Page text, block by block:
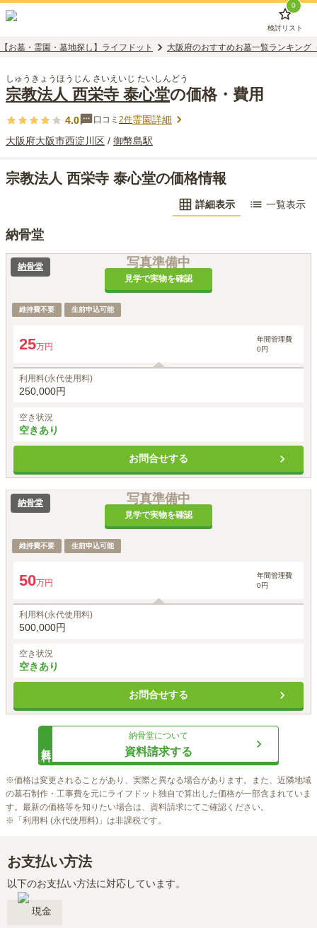
0
検討リスト
【お墓・霊園・墓地探し】ライフドット 大阪府のおすすめお墓一覧ランキング
しゅうきょうほうじん さいえいじ たいしんどう
宗教法人 西栄寺 泰心堂の価格・費用
4.0 口コミ 2件霊園詳細
大阪府大阪市西淀川区 / 御幣島駅
宗教法人 西栄寺 泰心堂の価格情報
詳細表示 一覧表示
納骨堂
写真準備中
見学で実物を確認
納骨堂
維持費不要 生前申込可能
25万円
年間管理費
0円
利用料(永代使用料)
250,000円
空き状況
空きあり
お問合せする
写真準備中
見学で実物を確認
納骨堂
維持費不要 生前申込可能
50万円
年間管理費
0円
利用料(永代使用料)
500,000円
空き状況
空きあり
お問合せする
納骨堂について
資料請求する
※価格は変更されることがあり、実際と異なる場合があります。また、近隣地域
の墓石制作・工事費を元にライフドット独自で算出した価格が一部含まれていま
す。最新の価格等を知りたい場合は、資料請求にてご確認ください。
※「利用料 (永代使用料)」は非課税です。
お支払い方法
以下のお支払い方法に対応しています。
現金